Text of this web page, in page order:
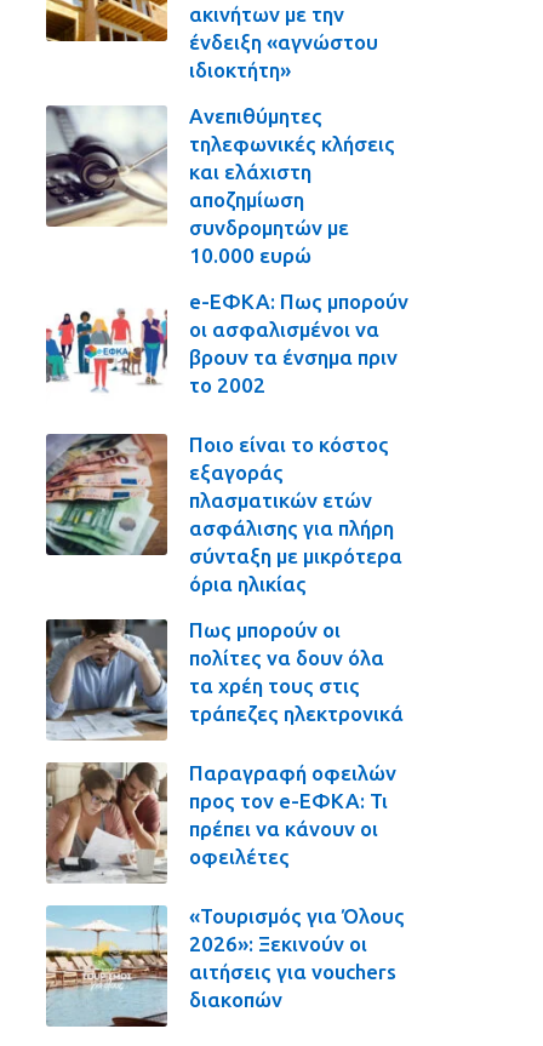
ακινήτων με την
ένδειξη «αγνώστου
ιδιοκτήτη»
Ανεπιθύμητες
τηλεφωνικές κλήσεις
και ελάχιστη
αποζημίωση
συνδρομητών με
10.000 ευρώ
e-ΕΦΚΑ: Πως μπορούν
οι ασφαλισμένοι να
βρουν τα ένσημα πριν
το 2002
Ποιο είναι το κόστος
εξαγοράς
πλασματικών ετών
ασφάλισης για πλήρη
σύνταξη με μικρότερα
όρια ηλικίας
Πως μπορούν οι
πολίτες να δουν όλα
τα χρέη τους στις
τράπεζες ηλεκτρονικά
Παραγραφή οφειλών
προς τον e-ΕΦΚΑ: Τι
πρέπει να κάνουν οι
οφειλέτες
«Τουρισμός για Όλους
2026»: Ξεκινούν οι
αιτήσεις για vouchers
διακοπών